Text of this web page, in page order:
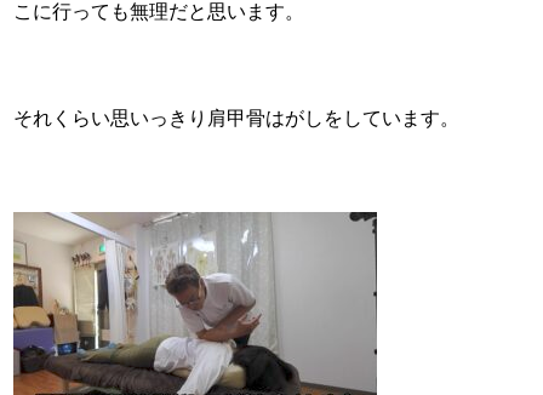
こに行っても無理だと思います。
それくらい思いっきり肩甲骨はがしをしています。